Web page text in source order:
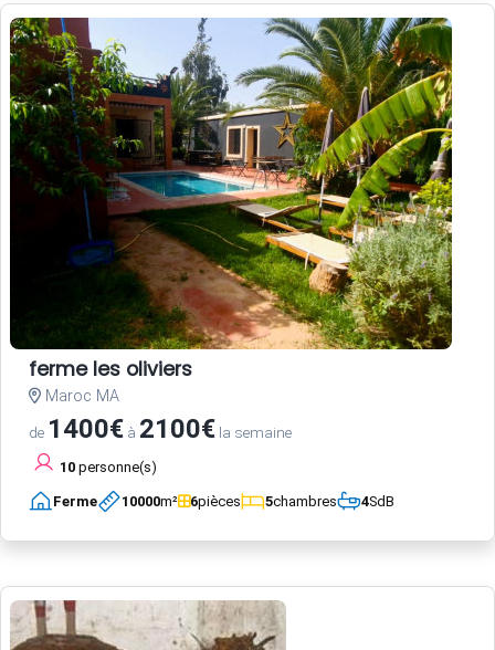
ferme les oliviers
Maroc MA
de 1400€ à 2100€ la semaine
10 personne(s)
Ferme 10000m² 6pièces 5chambres 4SdB